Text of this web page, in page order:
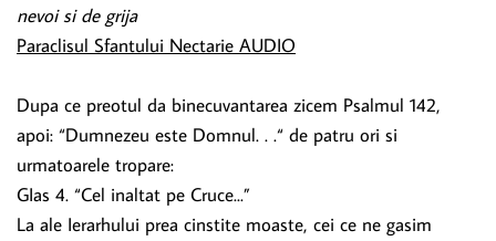
nevoi si de grija
Paraclisul Sfantului Nectarie AUDIO
Dupa ce preotul da binecuvantarea zicem Psalmul 142,
apoi: “Dumnezeu este Domnul. . .“ de patru ori si
urmatoarele tropare:
GIas 4. “Cel inaltat pe Cruce...”
La ale Ierarhului prea cinstite moaste, cei ce ne gasim